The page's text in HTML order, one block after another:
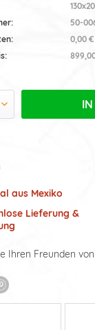
50-
0,00 €
aus Mexiko
Lieferung &
Ihren Freunden